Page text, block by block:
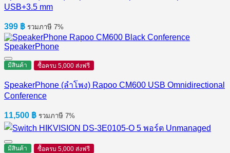
USB+3.5 mm
399 ฿ รวมภาษี 7%
มีสินค้า ซื้อครบ 5,000 ส่งฟรี
SpeakerPhone (ลำโพง) Rapoo CM600 USB Omnidirectional
Conference
11,500 ฿ รวมภาษี 7%
มีสินค้า ซื้อครบ 5,000 ส่งฟรี